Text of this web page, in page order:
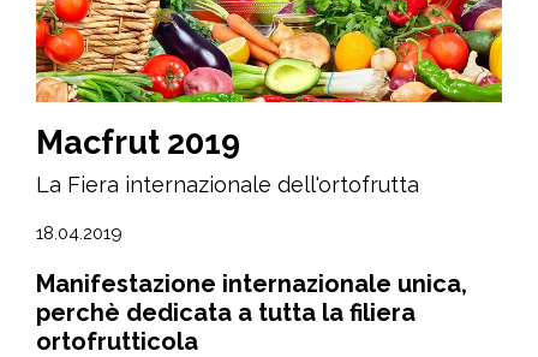
Macfrut 2019
La Fiera internazionale dell'ortofrutta
18.04.2019
Manifestazione internazionale unica,
perchè dedicata a tutta la filiera
ortofrutticola